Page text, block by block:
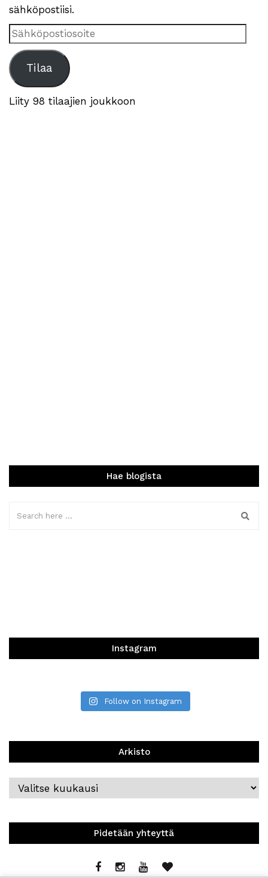
sähköpostiisi.
Sähköpostiosoite
Tilaa
Liity 98 tilaajien joukkoon
Hae blogista
Instagram
Follow on Instagram
Arkisto
Arkisto
Pidetään yhteyttä